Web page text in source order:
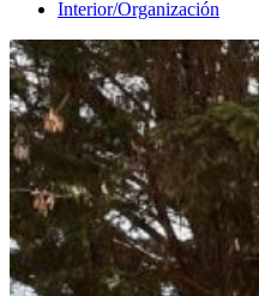
Interior/Organización